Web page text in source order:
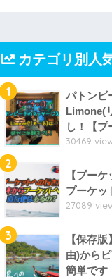
カテゴリ別人
1
パトンビ
Limone(
し！【プ
30469
2
【プー
プーケッ
27089
3
【保存
由)から
簡単です